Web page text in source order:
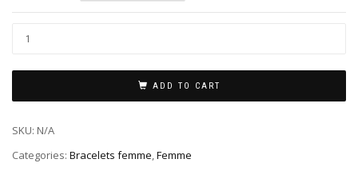
ADD TO CART
SKU: N/A
Categories: Bracelets femme,Femme